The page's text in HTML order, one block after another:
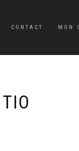
CONTACT MON